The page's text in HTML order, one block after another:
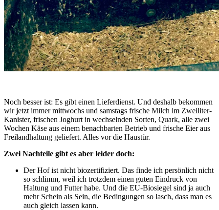
Noch besser ist: Es gibt einen Lieferdienst. Und deshalb bekommen
wir jetzt immer mittwochs und samstags frische Milch im Zweiliter-
Kanister, frischen Joghurt in wechselnden Sorten, Quark, alle zwei
Wochen Käse aus einem benachbarten Betrieb und frische Eier aus
Freilandhaltung geliefert. Alles vor die Haustür.
Zwei Nachteile gibt es aber leider doch:
Der Hof ist nicht biozertifiziert. Das finde ich persönlich nicht
so schlimm, weil ich trotzdem einen guten Eindruck von
Haltung und Futter habe. Und die EU-Biosiegel sind ja auch
mehr Schein als Sein, die Bedingungen so lasch, dass man es
auch gleich lassen kann.